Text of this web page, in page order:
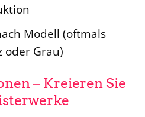
Modell (oftmals
oder Grau)
– Kreieren Sie